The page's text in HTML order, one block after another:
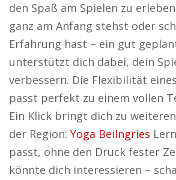
den Spaß am Spielen zu
ganz am Anfang stehst oder
Erfahrung hast – ein gut
unterstützt dich dabei, dein
verbessern. Die Flexibilität
passt perfekt zu einem vollen
Ein Klick bringt dich zu
der Region: Yoga Beilngries
passt, ohne den Druck fester
könnte dich interessieren –